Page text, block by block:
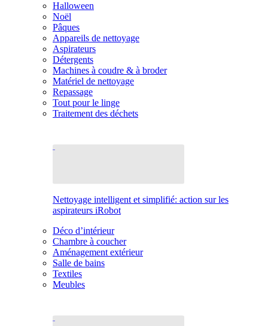
Halloween
Noël
Pâques
Appareils de nettoyage
Aspirateurs
Détergents
Machines à coudre & à broder
Matériel de nettoyage
Repassage
Tout pour le linge
Traitement des déchets
Nettoyage intelligent et simplifié: action sur les
aspirateurs iRobot
Déco d’intérieur
Chambre à coucher
Aménagement extérieur
Salle de bains
Textiles
Meubles